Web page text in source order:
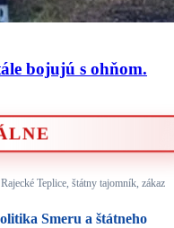
bojujú s ohňom.
Teplice, štátny tajomník, zákaz
Smeru a štátneho